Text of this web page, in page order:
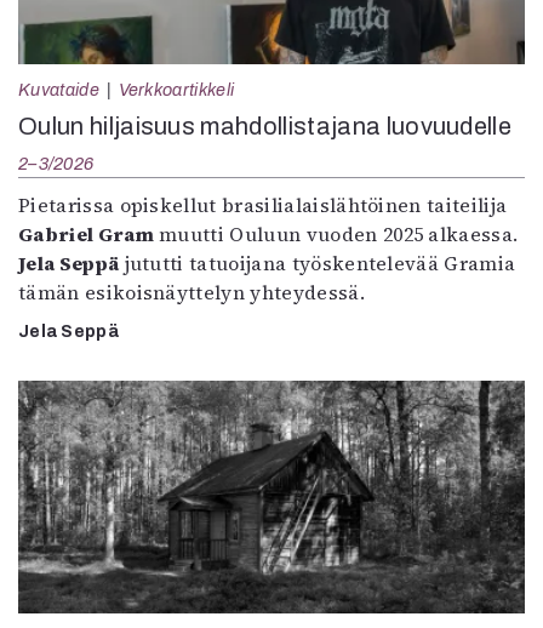
Kuvataide Verkkoartikkeli
Oulun hiljaisuus mahdollistajana luovuudelle
2–3/2026
Pietarissa opiskellut brasilialaislähtöinen taiteilija
Gabriel Grammuutti Ouluun vuoden 2025 alkaessa.
Jela Seppä jututti tatuoijana työskentelevää Gramia
tämän esikoisnäyttelyn yhteydessä.
Jela Seppä